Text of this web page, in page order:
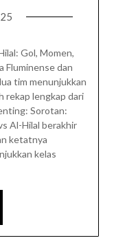
Gol, Momen,
Fluminense dan
tim menunjukkan
rekap lengkap dari
Sorotan:
Al-Hilal berakhir
ketatnya
kelas